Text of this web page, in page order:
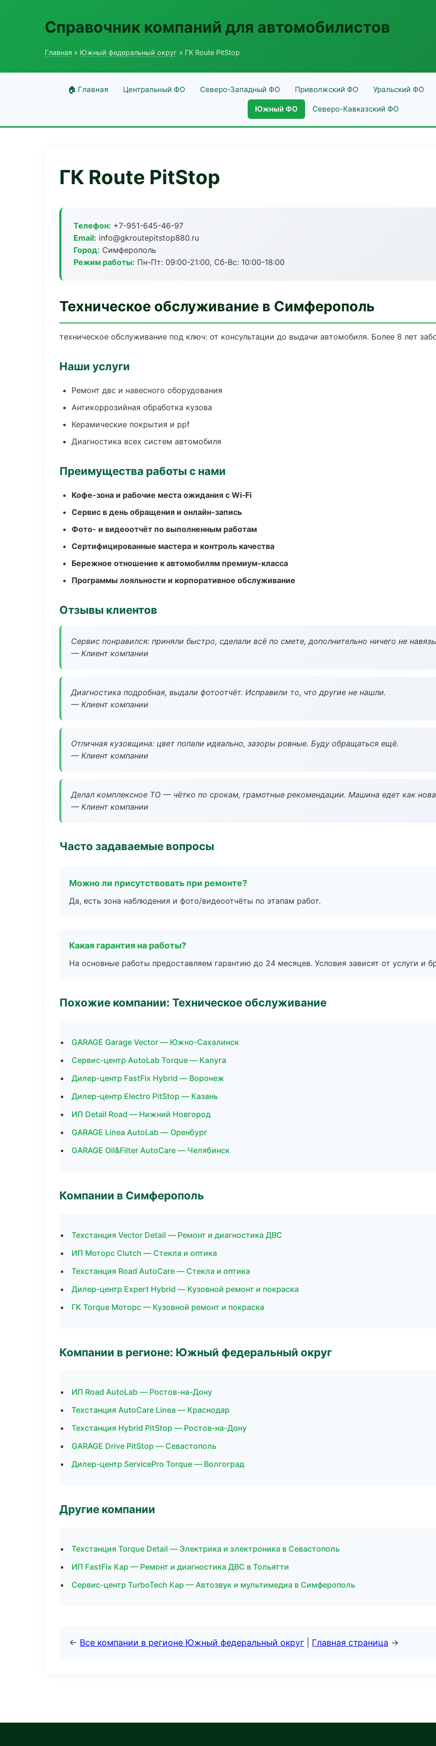
Справочник компаний для автомобилистов
Главная » Южный федеральный округ » ГК Route PitStop
🏠 Главная Центральный ФО Северо-Западный ФО Приволжский ФО Уральский ФО
Южный ФО Северо-Кавказский ФО
ГК Route PitStop
Телефон: +7-951-645-46-97
Email: info@gkroutepitstop880.ru
Город: Симферополь
Режим работы: Пн-Пт: 09:00-21:00, Сб-Вс: 10:00-18:00
Техническое обслуживание в Симферополь
техническое обслуживание под ключ: от консультации до выдачи автомобиля. Более 8 лет
Наши услуги
Ремонт двс и навесного оборудования
Антикоррозийная обработка кузова
Керамические покрытия и ppf
Диагностика всех систем автомобиля
Преимущества работы с нами
Кофе-зона и рабочие места ожидания с Wi‑Fi
Сервис в день обращения и онлайн-запись
Фото- и видеоотчёт по выполненным работам
Сертифицированные мастера и контроль качества
Бережное отношение к автомобилям премиум-класса
Программы лояльности и корпоративное обслуживание
Отзывы клиентов
Сервис понравился: приняли быстро, сделали всё по смете, дополнительно ничего не
— Клиент компании
Диагностика подробная, выдали фотоотчёт. Исправили то, что другие не нашли.
— Клиент компании
Отличная кузовщина: цвет попали идеально, зазоры ровные. Буду обращаться ещё.
— Клиент компании
Делал комплексное ТО — чётко по срокам, грамотные рекомендации. Машина едет как
— Клиент компании
Часто задаваемые вопросы
Можно ли присутствовать при ремонте?
Да, есть зона наблюдения и фото/видеоотчёты по этапам работ.
Какая гарантия на работы?
На основные работы предоставляем гарантию до 24 месяцев. Условия зависят от услуги и
Похожие компании: Техническое обслуживание
GARAGE Garage Vector — Южно-Сахалинск
Сервис-центр AutoLab Torque — Калуга
Дилер-центр FastFix Hybrid — Воронеж
Дилер-центр Electro PitStop — Казань
ИП Detail Road — Нижний Новгород
GARAGE Linea AutoLab — Оренбург
GARAGE Oil&Filter AutoCare — Челябинск
Компании в Симферополь
Техстанция Vector Detail — Ремонт и диагностика ДВС
ИП Моторс Clutch — Стекла и оптика
Техстанция Road AutoCare — Стекла и оптика
Дилер-центр Expert Hybrid — Кузовной ремонт и покраска
ГК Torque Моторс — Кузовной ремонт и покраска
Компании в регионе: Южный федеральный округ
ИП Road AutoLab — Ростов-на-Дону
Техстанция AutoCare Linea — Краснодар
Техстанция Hybrid PitStop — Ростов-на-Дону
GARAGE Drive PitStop — Севастополь
Дилер-центр ServicePro Torque — Волгоград
Другие компании
Техстанция Torque Detail — Электрика и электроника в Севастополь
ИП FastFix Кар — Ремонт и диагностика ДВС в Тольятти
Сервис-центр TurboTech Кар — Автозвук и мультимедиа в Симферополь
← Все компании в регионе Южный федеральный округ Главная страница →